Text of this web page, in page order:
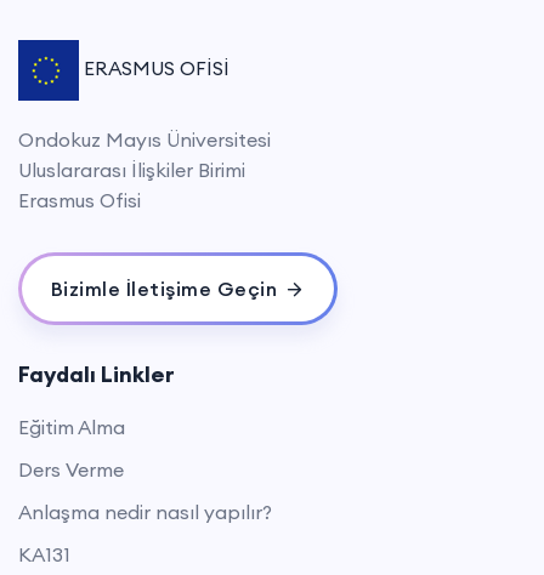
ERASMUS OFİSİ
Ondokuz Mayıs Üniversitesi
Uluslararası İlişkiler Birimi
Erasmus Ofisi
Bizimle İletişime Geçin
Faydalı Linkler
Eğitim Alma
Ders Verme
Anlaşma nedir nasıl yapılır?
KA131